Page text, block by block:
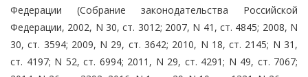
Федерации (Собрание законодательства Российской
Федерации, 2002, N 30, ст. 3012; 2007, N 41, ст. 4845; 2008, N
30, ст. 3594; 2009, N 29, ст. 3642; 2010, N 18, ст. 2145; N 31,
ст. 4197; N 52, ст. 6994; 2011, N 29, ст. 4291; N 49, ст. 7067;